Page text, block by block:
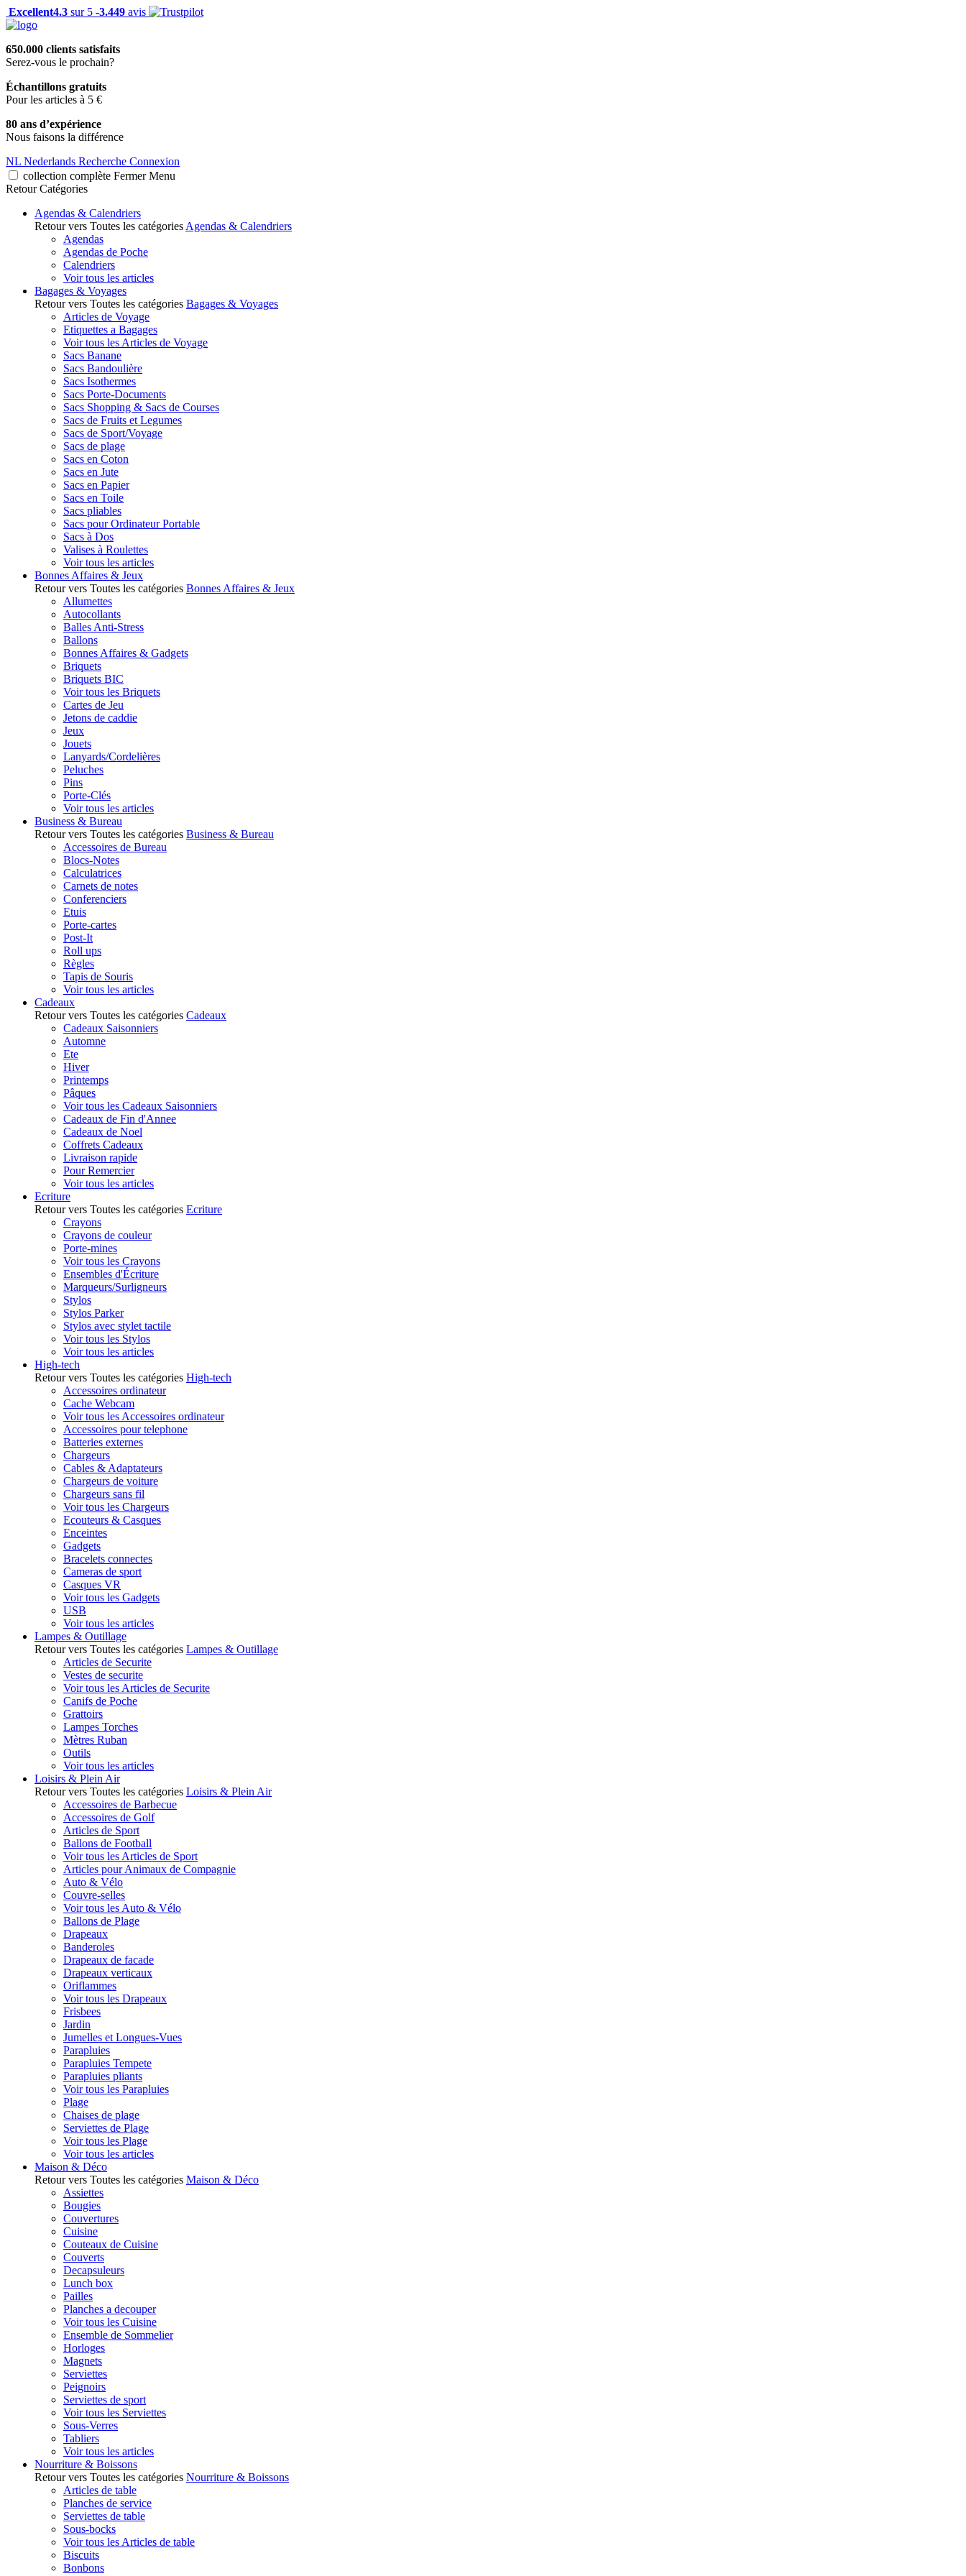
Excellent4.3 sur 5 -3.449 avis
650.000 clients satisfaits
Serez-vous le prochain?
Échantillons gratuits
Pour les articles à 5 €
80 ans d’expérience
Nous faisons la différence
NL Nederlands Recherche Connexion
collection complète Fermer Menu
Retour Catégories
Agendas & Calendriers
Retour vers Toutes les catégories Agendas & Calendriers
Agendas
Agendas de Poche
Calendriers
Voir tous les articles
Bagages & Voyages
Retour vers Toutes les catégories Bagages & Voyages
Articles de Voyage
Etiquettes a Bagages
Voir tous les Articles de Voyage
Sacs Banane
Sacs Bandoulière
Sacs Isothermes
Sacs Porte-Documents
Sacs Shopping & Sacs de Courses
Sacs de Fruits et Legumes
Sacs de Sport/Voyage
Sacs de plage
Sacs en Coton
Sacs en Jute
Sacs en Papier
Sacs en Toile
Sacs pliables
Sacs pour Ordinateur Portable
Sacs à Dos
Valises à Roulettes
Voir tous les articles
Bonnes Affaires & Jeux
Retour vers Toutes les catégories Bonnes Affaires & Jeux
Allumettes
Autocollants
Balles Anti-Stress
Ballons
Bonnes Affaires & Gadgets
Briquets
Briquets BIC
Voir tous les Briquets
Cartes de Jeu
Jetons de caddie
Jeux
Jouets
Lanyards/Cordelières
Peluches
Pins
Porte-Clés
Voir tous les articles
Business & Bureau
Retour vers Toutes les catégories Business & Bureau
Accessoires de Bureau
Blocs-Notes
Calculatrices
Carnets de notes
Conferenciers
Etuis
Porte-cartes
Post-It
Roll ups
Règles
Tapis de Souris
Voir tous les articles
Cadeaux
Retour vers Toutes les catégories Cadeaux
Cadeaux Saisonniers
Automne
Ete
Hiver
Printemps
Pâques
Voir tous les Cadeaux Saisonniers
Cadeaux de Fin d'Annee
Cadeaux de Noel
Coffrets Cadeaux
Livraison rapide
Pour Remercier
Voir tous les articles
Ecriture
Retour vers Toutes les catégories Ecriture
Crayons
Crayons de couleur
Porte-mines
Voir tous les Crayons
Ensembles d'Écriture
Marqueurs/Surligneurs
Stylos
Stylos Parker
Stylos avec stylet tactile
Voir tous les Stylos
Voir tous les articles
High-tech
Retour vers Toutes les catégories High-tech
Accessoires ordinateur
Cache Webcam
Voir tous les Accessoires ordinateur
Accessoires pour telephone
Batteries externes
Chargeurs
Cables & Adaptateurs
Chargeurs de voiture
Chargeurs sans fil
Voir tous les Chargeurs
Ecouteurs & Casques
Enceintes
Gadgets
Bracelets connectes
Cameras de sport
Casques VR
Voir tous les Gadgets
USB
Voir tous les articles
Lampes & Outillage
Retour vers Toutes les catégories Lampes & Outillage
Articles de Securite
Vestes de securite
Voir tous les Articles de Securite
Canifs de Poche
Grattoirs
Lampes Torches
Mètres Ruban
Outils
Voir tous les articles
Loisirs & Plein Air
Retour vers Toutes les catégories Loisirs & Plein Air
Accessoires de Barbecue
Accessoires de Golf
Articles de Sport
Ballons de Football
Voir tous les Articles de Sport
Articles pour Animaux de Compagnie
Auto & Vélo
Couvre-selles
Voir tous les Auto & Vélo
Ballons de Plage
Drapeaux
Banderoles
Drapeaux de facade
Drapeaux verticaux
Oriflammes
Voir tous les Drapeaux
Frisbees
Jardin
Jumelles et Longues-Vues
Parapluies
Parapluies Tempete
Parapluies pliants
Voir tous les Parapluies
Plage
Chaises de plage
Serviettes de Plage
Voir tous les Plage
Voir tous les articles
Maison & Déco
Retour vers Toutes les catégories Maison & Déco
Assiettes
Bougies
Couvertures
Cuisine
Couteaux de Cuisine
Couverts
Decapsuleurs
Lunch box
Pailles
Planches a decouper
Voir tous les Cuisine
Ensemble de Sommelier
Horloges
Magnets
Serviettes
Peignoirs
Serviettes de sport
Voir tous les Serviettes
Sous-Verres
Tabliers
Voir tous les articles
Nourriture & Boissons
Retour vers Toutes les catégories Nourriture & Boissons
Articles de table
Planches de service
Serviettes de table
Sous-bocks
Voir tous les Articles de table
Biscuits
Bonbons